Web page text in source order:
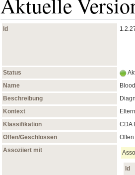
Id
Status
Name
Beschreibung
Kontext
Klassifikation
CDA
Offen/Geschlossen
Assoziiert mit
Id